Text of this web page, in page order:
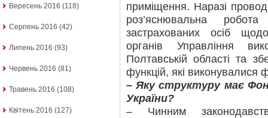
Вересень 2016 (118)
Серпень 2016 (42)
Липень 2016 (93)
Червень 2016 (81)
Травень 2016 (108)
Квітень 2016 (127)
приміщення. Наразі
роз’яснювальна
застрахованих осіб
органів Управління
Полтавській області та
функцій, які
– Яку структуру має
України?
– Чинним